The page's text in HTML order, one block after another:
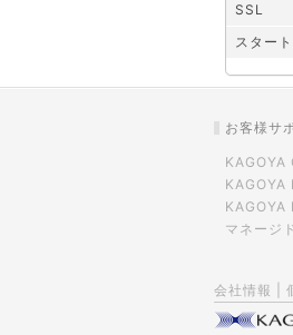
SSL
スター
お客様サ
KAGOYA
KAGOYA
マネージ
会社情報